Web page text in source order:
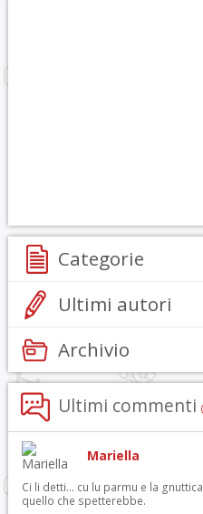
Categorie
Ultimi autori
Archivio
Ultimi commenti
Mariella
Ci li detti… cu lu parmu e la
quello che spetterebbe.